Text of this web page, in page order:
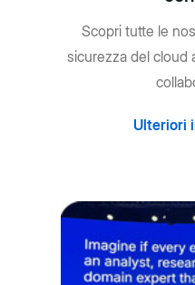
Scopri tutte le
sicurezza del cloud
Ulteriori